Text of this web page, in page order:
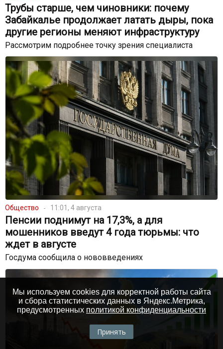
Трубы старше, чем чиновники: почему
Забайкалье продолжает латать дыры, пока
другие регионы меняют инфраструктуру
Рассмотрим подробнее точку зрения специалиста
Общество 11:01, 4 августа
Пенсии поднимут на 17,3%, а для
мошенников введут 4 года тюрьмы: что
ждет в августе
Госдума сообщила о нововведениях
Мы используем cookies для корректной работы сайта
и сбора статистических данных в Яндекс.Метрика,
предусмотренных политикой конфиденциальности
Принять